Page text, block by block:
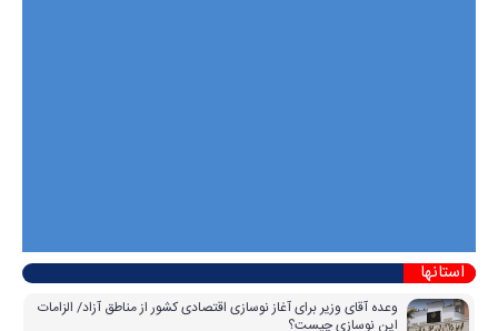
استانها
وعده آقای وزیر برای آغاز نوسازی اقتصادی کشور از مناطق آزاد/ الزامات
این نوسازی چیست؟